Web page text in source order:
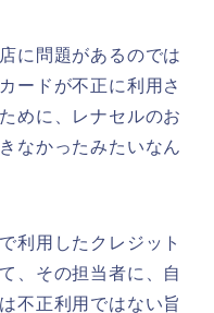
に問題があるのでは
ードが不正に利用さ
めに、レナセルのお
なかったみたいなん
利用したクレジット
、その担当者に、自
不正利用ではない旨